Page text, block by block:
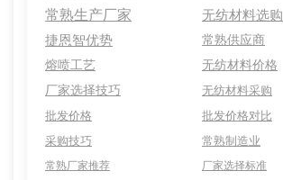
常熟生产厂家
无纺材料选购
捷恩智优势
常熟供应商
熔喷工艺
无纺材料价格
厂家选择技巧
无纺材料采购
批发价格
批发价格对比
采购技巧
常熟制造业
常熟厂家推荐
厂家选择标准